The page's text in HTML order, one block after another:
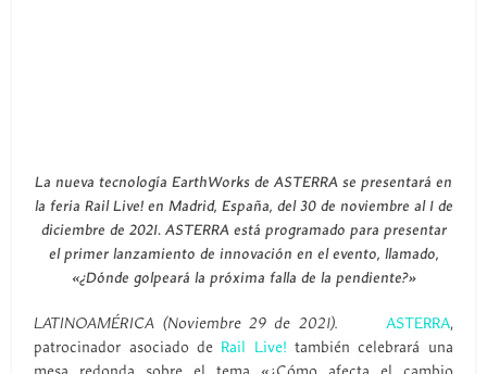
La nueva tecnología EarthWorks de ASTERRA se presentará en
la feria Rail Live! en Madrid, España, del 30 de noviembre al 1 de
diciembre de 2021. ASTERRA está programado para presentar
el primer lanzamiento de innovación en el evento, llamado,
«¿Dónde golpeará la próxima falla de la pendiente?»
LATINOAMÉRICA (Noviembre 29 de 2021). ASTERRA,
patrocinador asociado de Rail Live! también celebrará una